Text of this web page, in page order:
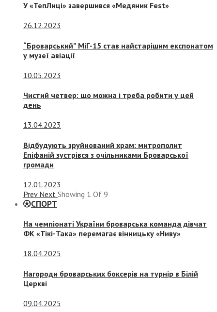
У «ТепЛиці» завершився «Медяник Fest»
26.12.2023
“Броварський” МіГ-15 став найстарішим експонатом
у музеї авіації
10.05.2023
Чистий четвер: що можна і треба робити у цей
день
13.04.2023
Відбудують зруйнований храм: митрополит
Епіфаній зустрівся з очільниками Броварської
громади
12.01.2023
Prev Next Showing 1 Of 9
СПОРТ
На чемпіонаті України броварська команда дівчат
ФК «Тікі-Така» перемагає вінницьку «Ниву»
18.04.2025
Нагороди броварських боксерів на турнір в Білій
Церкві
09.04.2025